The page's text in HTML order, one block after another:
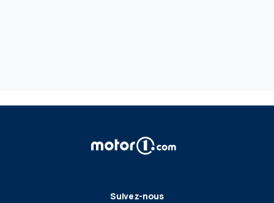
Suivez-nous